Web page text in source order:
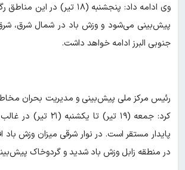
وی ادامه داد: پنجشنبه (۱۸ تیر)
پیش‌بینی می‌شود و وزش باد در شمال شرق،
جنوبی البرز ادامه خواهد داشت.
رئیس مرکز ملی پیش‌بینی و مدیریت بحران
کرد: جمعه (۱۹ تیر) تا
پایدار مستقر است. در نوار شرقی میزان وزش باد
در منطقه زابل وزش باد شدید و گردوخاک